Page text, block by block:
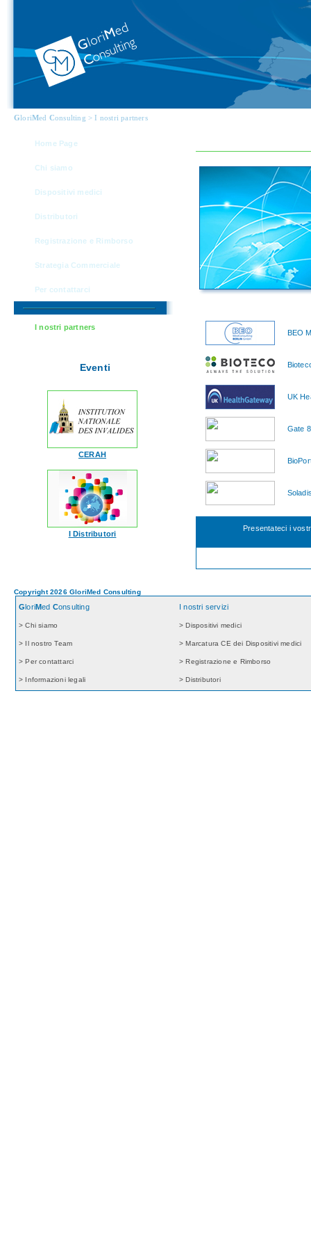
GloriMed Consulting > I nostri partners
Home Page
Chi siamo
Dispositivi medici
Distributori
Registrazione e Rimborso
Strategia Commerciale
Per contattarci
I nostri partners
Eventi
CERAH
I Distributori
BEO
UK
Gate
Presentateci i
Copyright 2026 GloriMed Consulting
GloriMed Consulting I nostri servizi
> Chi siamo > Dispositivi medici
> Il nostro Team > Marcatura CE dei Dispositivi medici
> Per contattarci > Registrazione e Rimborso
> Informazioni legali > Distributori